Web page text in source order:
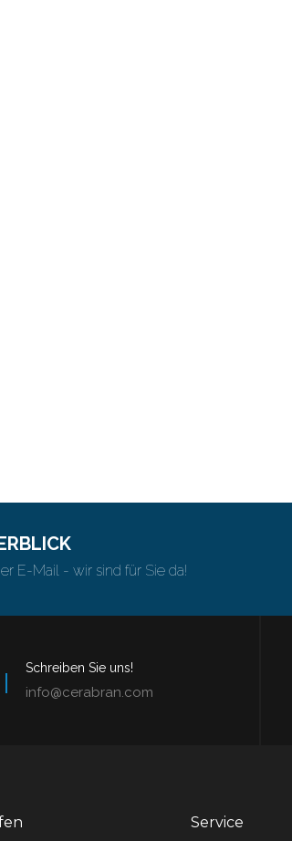
E-Mail - wir sind für Sie da!
Schreiben Sie uns!
info@cerabran.com
Service